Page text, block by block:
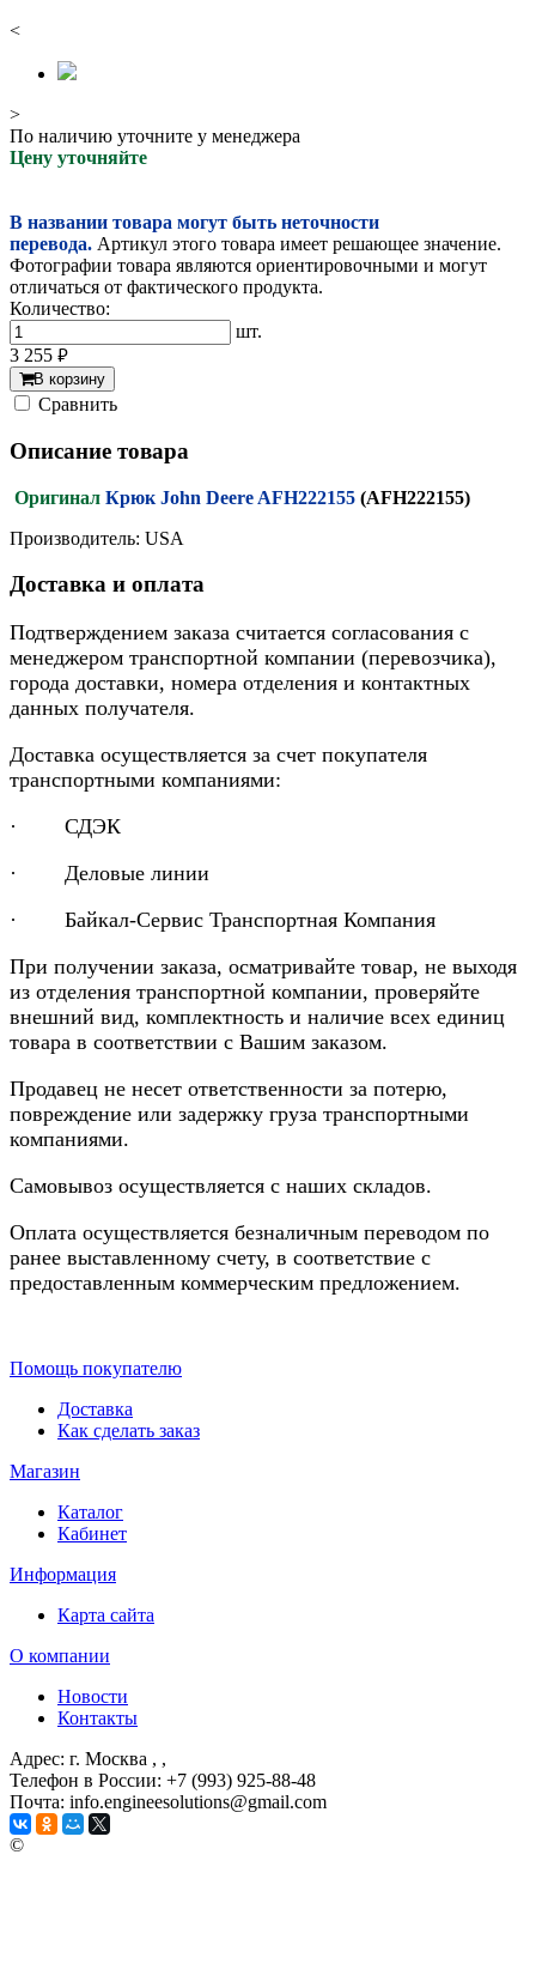
<
>
По наличию уточните у менеджера
Цену уточняйте
В названии товара могут быть неточности
перевода. Артикул этого товара имеет решающее значение.
Фотографии товара являются ориентировочными и могут
отличаться от фактического продукта.
Количество:
шт.
3 255 руб.
В корзину
Cравнить
Описание товара
Оригинал Крюк John Deere AFH222155 (AFH222155)
Производитель: USA
Доставка и оплата
Подтверждением заказа считается согласования с
менеджером транспортной компании (перевозчика),
города доставки, номера отделения и контактных
данных получателя.
Доставка осуществляется за счет покупателя
транспортными компаниями:
· СДЭК
· Деловые линии
· Байкал-Сервис Транспортная Компания
При получении заказа, осматривайте товар, не выходя
из отделения транспортной компании, проверяйте
внешний вид, комплектность и наличие всех единиц
товара в соответствии с Вашим заказом.
Продавец не несет ответственности за потерю,
повреждение или задержку груза транспортными
компаниями.
Самовывоз осуществляется с наших складов.
Оплата осуществляется безналичным переводом по
ранее выставленному счету, в соответствие с
предоставленным коммерческим предложением.
Помощь покупателю
Доставка
Как сделать заказ
Магазин
Каталог
Кабинет
Информация
Карта сайта
О компании
Новости
Контакты
Адрес: г. Москва , ,
Телефон в России: +7 (993) 925-88-48
Почта: info.engineesolutions@gmail.com
©